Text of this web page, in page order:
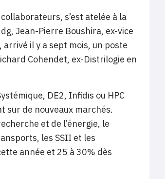
s’est atelée à la
Jean-Pierre Boushira, ex-vice
il y a sept mois, un poste
Cohendet, ex-Distrilogie en
DE2, Infidis ou HPC
sur de nouveaux marchés.
et de l’énergie, le
les SSII et les
année et 25 à 30% dès